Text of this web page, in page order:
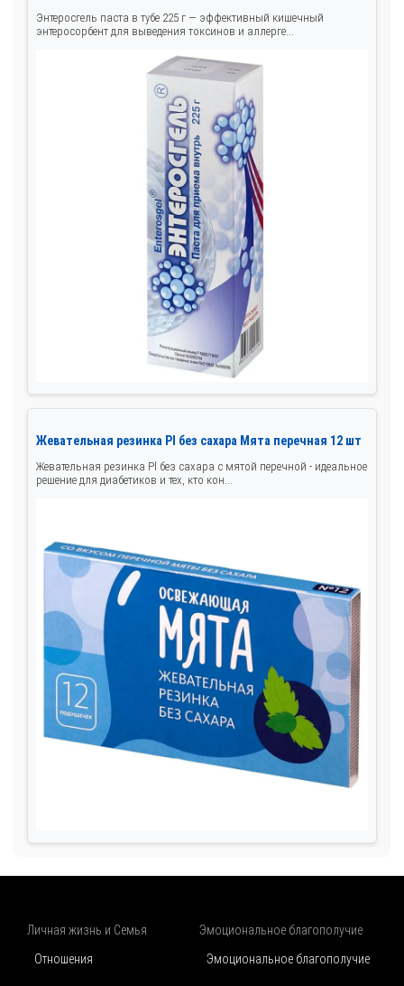
Энтеросгель паста в тубе 225 г — эффективный кишечный
энтеросорбент для выведения токсинов и аллерге...
Жевательная резинка Pl без сахара Мята перечная 12 шт
Жевательная резинка Pl без сахара с мятой перечной - идеальное
решение для диабетиков и тех, кто кон...
Личная жизнь и Семья
Отношения
Эмоциональное благополучие
Эмоциональное благополучие